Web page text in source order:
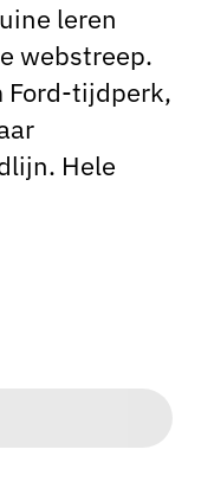
leren
webstreep.
Ford-tijdperk,
Hele